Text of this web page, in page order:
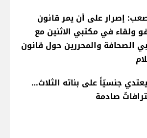
إصرار على أن يمر قانون
ولقاء في مكتبي الاثنين مع
الصحافة والمحررين حول قانون
جنسيّاً على بناته الثلاث…
صادمة